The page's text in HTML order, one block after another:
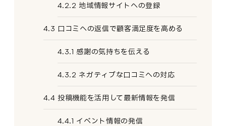
4.2.2 地域情報サイトへの登録
4.3 口コミへの返信で顧客満足度を高める
4.3.1 感謝の気持ちを伝える
4.3.2 ネガティブな口コミへの対応
4.4 投稿機能を活用して最新情報を発信
4.4.1 イベント情報の発信